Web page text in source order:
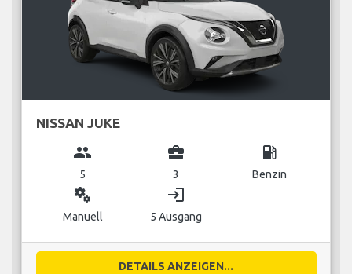
NISSAN JUKE
group
5
business_center
3
local_gas_station
Benzin
miscellaneous_services
Manuell
login
5 Ausgang
DETAILS ANZEIGEN...